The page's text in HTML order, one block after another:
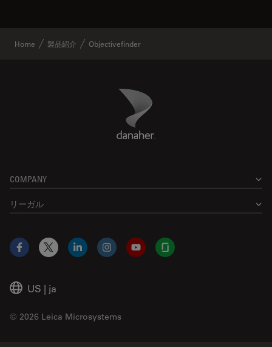
Home 製品紹介 Objectivefinder
Danaher Logo
COMPANY
リーガル
US | ja
© 2026 Leica Microsystems
Facebook
X LinkedInInstagramYouTubeGlassdoor